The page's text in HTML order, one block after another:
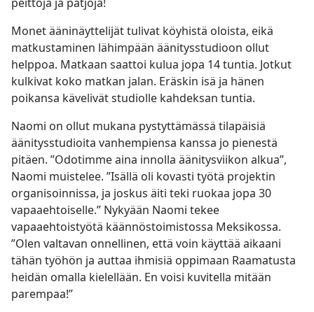
peittoja ja patjoja!
Monet ääninäyttelijät tulivat köyhistä oloista, eikä
matkustaminen lähimpään äänitysstudioon ollut
helppoa. Matkaan saattoi kulua jopa 14 tuntia. Jotkut
kulkivat koko matkan jalan. Eräskin isä ja hänen
poikansa kävelivät studiolle kahdeksan tuntia.
Naomi on ollut mukana pystyttämässä tilapäisiä
äänitysstudioita vanhempiensa kanssa jo pienestä
pitäen. ”Odotimme aina innolla äänitysviikon alkua”,
Naomi muistelee. ”Isällä oli kovasti työtä projektin
organisoinnissa, ja joskus äiti teki ruokaa jopa 30
vapaaehtoiselle.” Nykyään Naomi tekee
vapaaehtoistyötä käännöstoimistossa Meksikossa.
”Olen valtavan onnellinen, että voin käyttää aikaani
tähän työhön ja auttaa ihmisiä oppimaan Raamatusta
heidän omalla kielellään. En voisi kuvitella mitään
parempaa!”